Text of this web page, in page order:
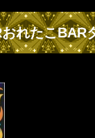
れたこBAR